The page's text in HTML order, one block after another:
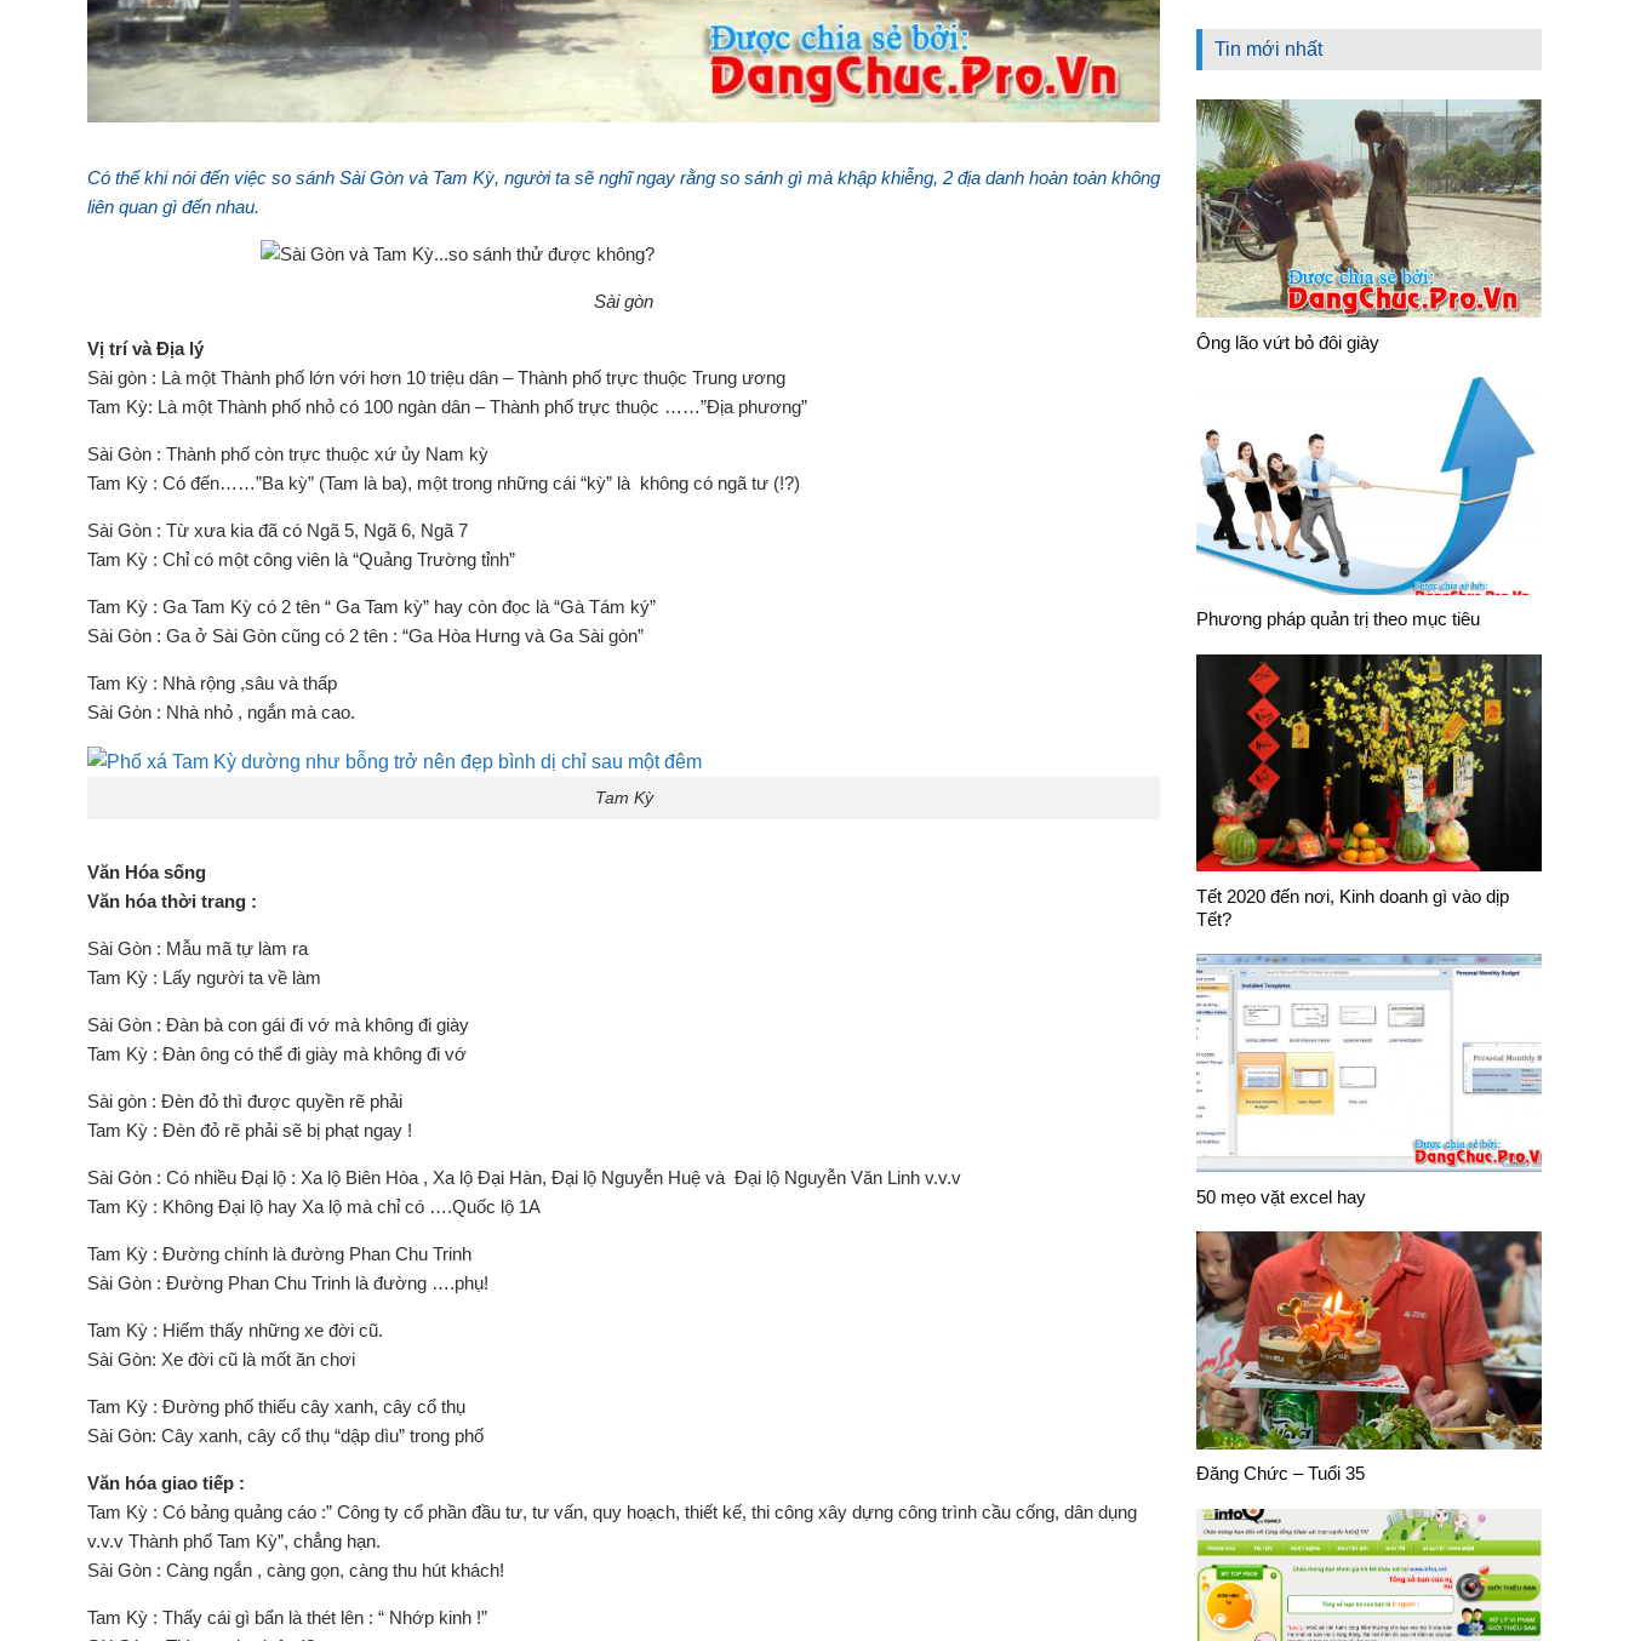
Có thế khi nói đến việc so sánh Sài Gòn và Tam Kỳ, người ta sẽ nghĩ ngay rằng so sánh gì mà khập khiễng, 2 địa danh hoàn toàn không
liên quan gì đến nhau.
Sài gòn
Vị trí và Địa lý
Sài gòn : Là một Thành phố lớn với hơn 10 triệu dân – Thành phố trực thuộc Trung ương
Tam Kỳ: Là một Thành phố nhỏ có 100 ngàn dân – Thành phố trực thuộc ……”Địa phương”
Sài Gòn : Thành phố còn trực thuộc xứ ủy Nam kỳ
Tam Kỳ : Có đến……”Ba kỳ” (Tam là ba), một trong những cái “kỳ” là không có ngã tư (!?)
Sài Gòn : Từ xưa kia đã có Ngã 5, Ngã 6, Ngã 7
Tam Kỳ : Chỉ có một công viên là “Quảng Trường tỉnh”
Tam Kỳ : Ga Tam Kỳ có 2 tên “ Ga Tam kỳ” hay còn đọc là “Gà Tám ký”
Sài Gòn : Ga ở Sài Gòn cũng có 2 tên : “Ga Hòa Hưng và Ga Sài gòn”
Tam Kỳ : Nhà rộng ,sâu và thấp
Sài Gòn : Nhà nhỏ , ngắn mà cao.
Tam Kỳ
Văn Hóa sống
Văn hóa thời trang :
Sài Gòn : Mẫu mã tự làm ra
Tam Kỳ : Lấy người ta về làm
Sài Gòn : Đàn bà con gái đi vớ mà không đi giày
Tam Kỳ : Đàn ông có thể đi giày mà không đi vớ
Sài gòn : Đèn đỏ thì được quyền rẽ phải
Tam Kỳ : Đèn đỏ rẽ phải sẽ bị phạt ngay !
Sài Gòn : Có nhiều Đại lộ : Xa lộ Biên Hòa , Xa lộ Đại Hàn, Đại lộ Nguyễn Huệ và Đại lộ Nguyễn Văn Linh v.v.v
Tam Kỳ : Không Đại lộ hay Xa lộ mà chỉ có ….Quốc lộ 1A
Tam Kỳ : Đường chính là đường Phan Chu Trinh
Sài Gòn : Đường Phan Chu Trinh là đường ….phụ!
Tam Kỳ : Hiếm thấy những xe đời cũ.
Sài Gòn: Xe đời cũ là mốt ăn chơi
Tam Kỳ : Đường phố thiếu cây xanh, cây cổ thụ
Sài Gòn: Cây xanh, cây cổ thụ “dập dìu” trong phố
Văn hóa giao tiếp :
Tam Kỳ : Có bảng quảng cáo :” Công ty cổ phần đầu tư, tư vấn, quy hoạch, thiết kế, thi công xây dựng công trình cầu cống, dân dụng
v.v.v Thành phố Tam Kỳ”, chẳng hạn.
Sài Gòn : Càng ngắn , càng gọn, càng thu hút khách!
Tam Kỳ : Thấy cái gì bẩn là thét lên : “ Nhớp kinh !”
Tin mới nhất
Ông lão vứt bỏ đôi giày
Phương pháp quản trị theo mục tiêu
Tết 2020 đến nơi, Kinh doanh gì vào dịp
Tết?
50 mẹo vặt excel hay
Đăng Chức – Tuổi 35